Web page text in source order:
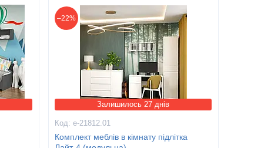
–22%
Залишилось 27 днів
е-21812.01
Комплект меблів в кімнату підлітка